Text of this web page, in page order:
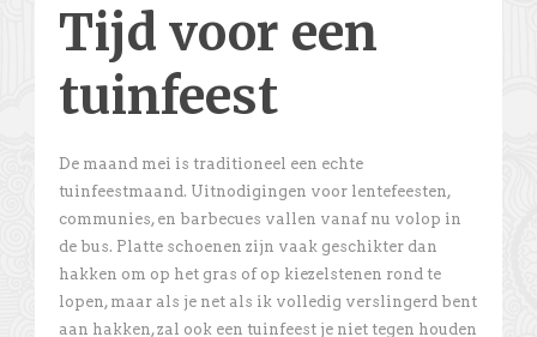
Tijd voor een
tuinfeest
De maand mei is traditioneel een echte
tuinfeestmaand. Uitnodigingen voor lentefeesten,
communies, en barbecues vallen vanaf nu volop in
de bus. Platte schoenen zijn vaak geschikter dan
hakken om op het gras of op kiezelstenen rond te
lopen, maar als je net als ik volledig verslingerd bent
aan hakken, zal ook een tuinfeest je niet tegen houden